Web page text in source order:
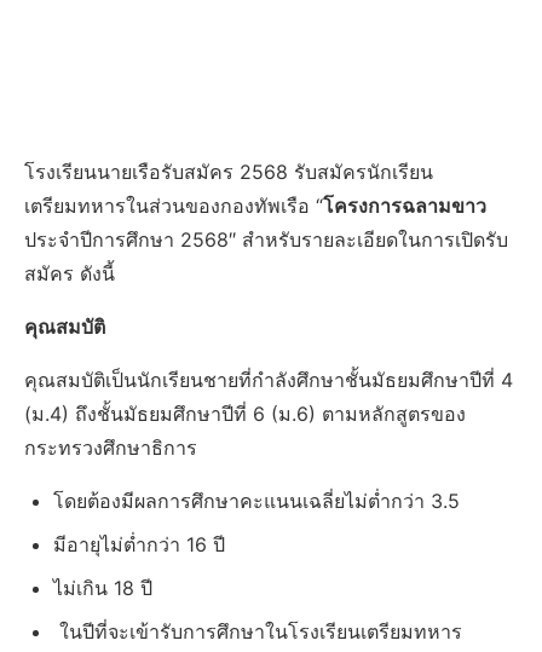
โรงเรียนนายเรือรับสมัคร 2568 รับสมัครนักเรียน
เตรียมทหารในส่วนของกองทัพเรือ “โครงการฉลามขาว
ประจำปีการศึกษา 2568″ สำหรับรายละเอียดในการเปิดรับ
สมัคร ดังนี้
คุณสมบัติ
คุณสมบัติเป็นนักเรียนชายที่กำลังศึกษาชั้นมัธยมศึกษาปีที่ 4
(ม.4) ถึงชั้นมัธยมศึกษาปีที่ 6 (ม.6) ตามหลักสูตรของ
กระทรวงศึกษาธิการ
โดยต้องมีผลการศึกษาคะแนนเฉลี่ยไม่ต่ำกว่า 3.5
มีอายุไม่ต่ำกว่า 16 ปี
ไม่เกิน 18 ปี
ในปีที่จะเข้ารับการศึกษาในโรงเรียนเตรียมทหาร